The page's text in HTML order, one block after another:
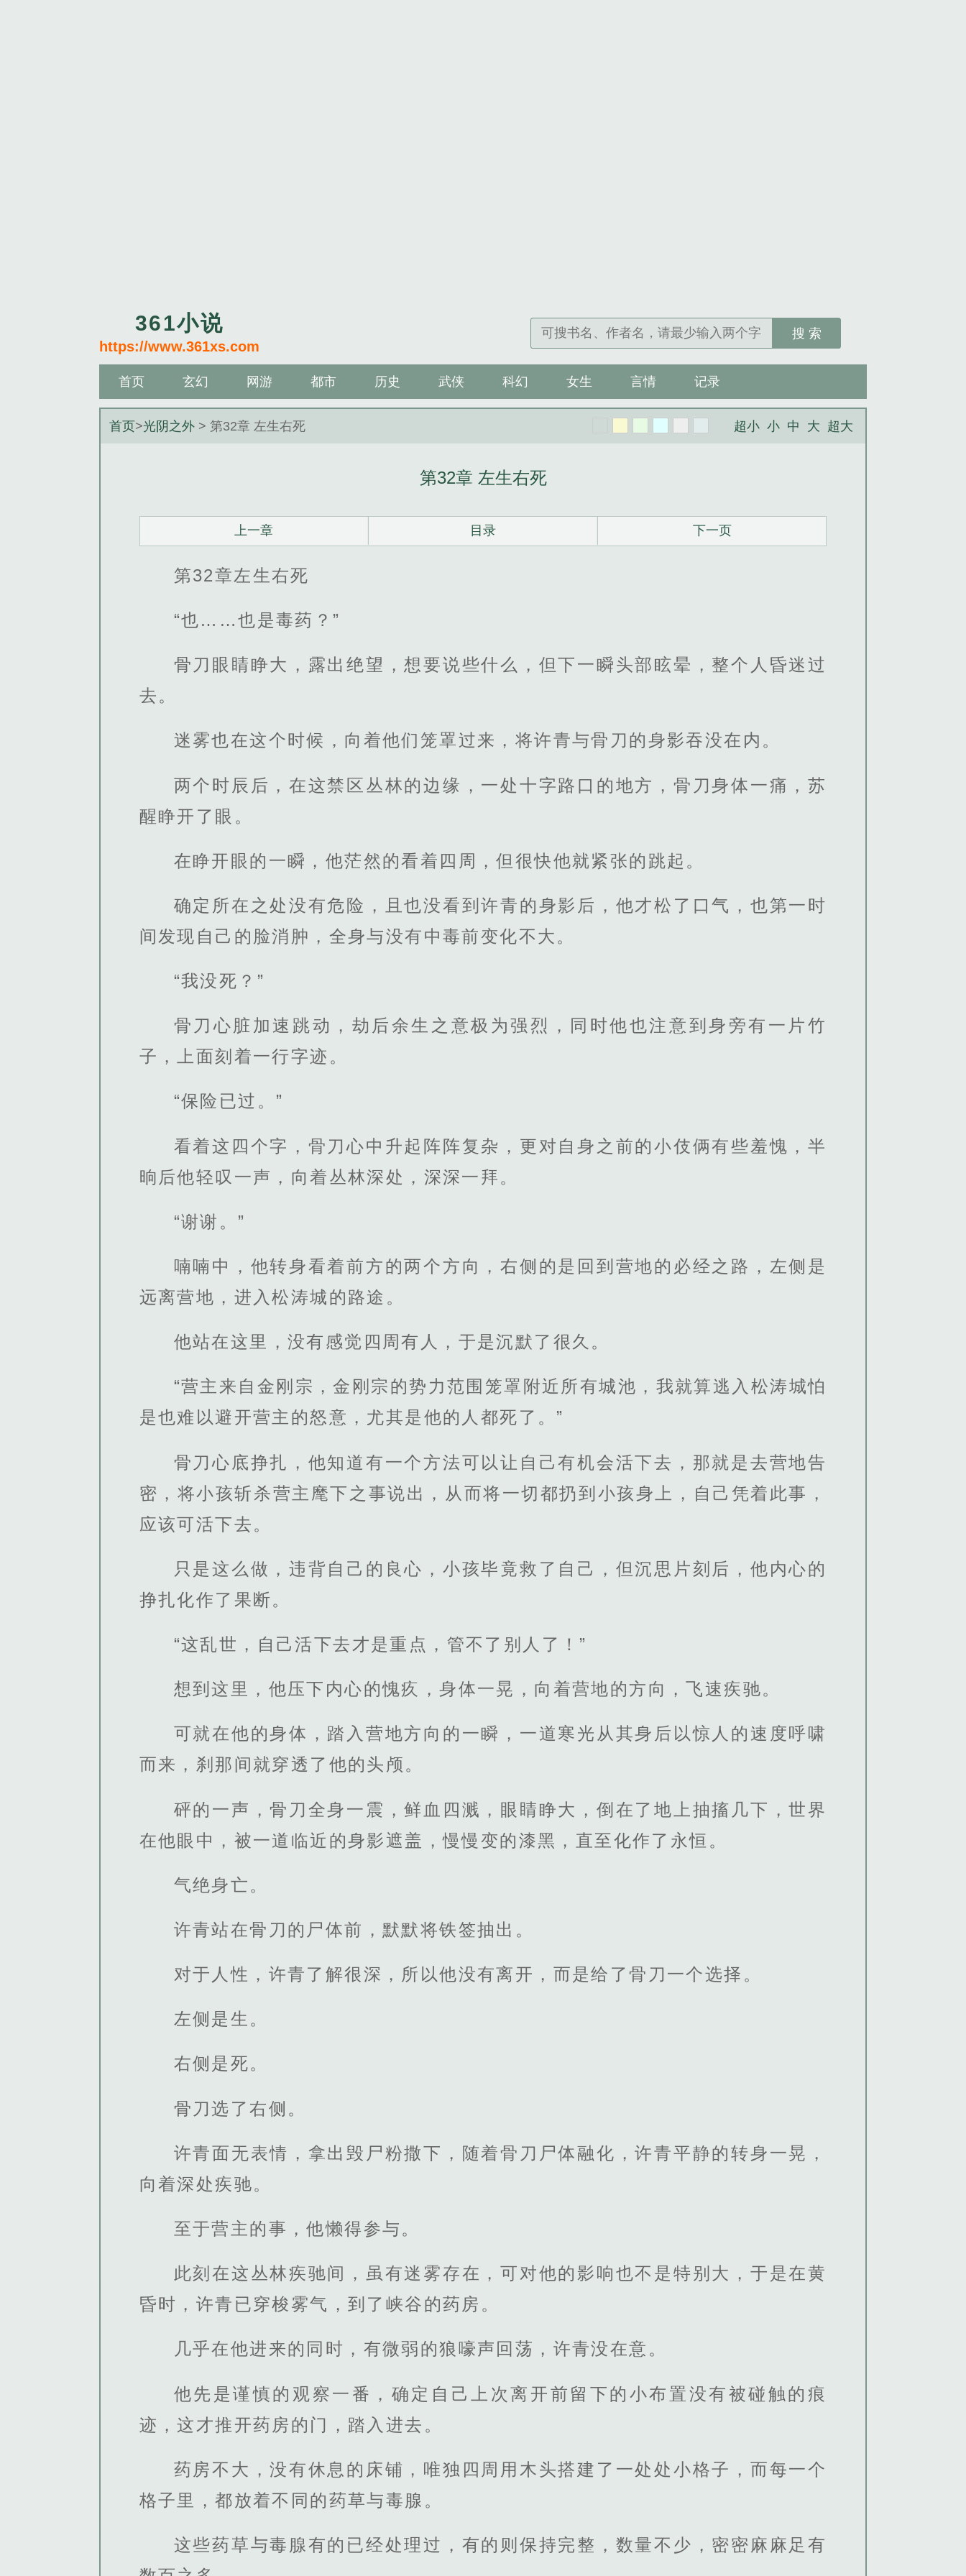
361小说
https://www.361xs.com
搜 索
首页 玄幻 网游 都市 历史 武侠 科幻 女生 言情 记录
首页>光阴之外 > 第32章 左生右死 超小 小 中 大 超大
第32章 左生右死
上一章 目录 下一页
第32章左生右死
“也……也是毒药？”
骨刀眼睛睁大，露出绝望，想要说些什么，但下一瞬头部眩晕，整个人昏迷过
去。
迷雾也在这个时候，向着他们笼罩过来，将许青与骨刀的身影吞没在内。
两个时辰后，在这禁区丛林的边缘，一处十字路口的地方，骨刀身体一痛，苏
醒睁开了眼。
在睁开眼的一瞬，他茫然的看着四周，但很快他就紧张的跳起。
确定所在之处没有危险，且也没看到许青的身影后，他才松了口气，也第一时
间发现自己的脸消肿，全身与没有中毒前变化不大。
“我没死？”
骨刀心脏加速跳动，劫后余生之意极为强烈，同时他也注意到身旁有一片竹
子，上面刻着一行字迹。
“保险已过。”
看着这四个字，骨刀心中升起阵阵复杂，更对自身之前的小伎俩有些羞愧，半
晌后他轻叹一声，向着丛林深处，深深一拜。
“谢谢。”
喃喃中，他转身看着前方的两个方向，右侧的是回到营地的必经之路，左侧是
远离营地，进入松涛城的路途。
他站在这里，没有感觉四周有人，于是沉默了很久。
“营主来自金刚宗，金刚宗的势力范围笼罩附近所有城池，我就算逃入松涛城怕
是也难以避开营主的怒意，尤其是他的人都死了。”
骨刀心底挣扎，他知道有一个方法可以让自己有机会活下去，那就是去营地告
密，将小孩斩杀营主麾下之事说出，从而将一切都扔到小孩身上，自己凭着此事，
应该可活下去。
只是这么做，违背自己的良心，小孩毕竟救了自己，但沉思片刻后，他内心的
挣扎化作了果断。
“这乱世，自己活下去才是重点，管不了别人了！”
想到这里，他压下内心的愧疚，身体一晃，向着营地的方向，飞速疾驰。
可就在他的身体，踏入营地方向的一瞬，一道寒光从其身后以惊人的速度呼啸
而来，刹那间就穿透了他的头颅。
砰的一声，骨刀全身一震，鲜血四溅，眼睛睁大，倒在了地上抽搐几下，世界
在他眼中，被一道临近的身影遮盖，慢慢变的漆黑，直至化作了永恒。
气绝身亡。
许青站在骨刀的尸体前，默默将铁签抽出。
对于人性，许青了解很深，所以他没有离开，而是给了骨刀一个选择。
左侧是生。
右侧是死。
骨刀选了右侧。
许青面无表情，拿出毁尸粉撒下，随着骨刀尸体融化，许青平静的转身一晃，
向着深处疾驰。
至于营主的事，他懒得参与。
此刻在这丛林疾驰间，虽有迷雾存在，可对他的影响也不是特别大，于是在黄
昏时，许青已穿梭雾气，到了峡谷的药房。
几乎在他进来的同时，有微弱的狼嚎声回荡，许青没在意。
他先是谨慎的观察一番，确定自己上次离开前留下的小布置没有被碰触的痕
迹，这才推开药房的门，踏入进去。
药房不大，没有休息的床铺，唯独四周用木头搭建了一处处小格子，而每一个
格子里，都放着不同的药草与毒腺。
这些药草与毒腺有的已经处理过，有的则保持完整，数量不少，密密麻麻足有